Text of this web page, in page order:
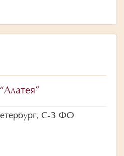
С-З ФО